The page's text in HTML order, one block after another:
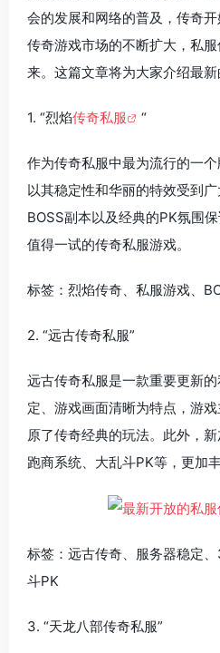
会的发展和网络的普及，传奇
传奇游戏市场的不断扩大，私
来。这篇文章将为大家介绍最新
1. “烈焰传奇私服 “
作为传奇私服中最为流行的一
以其稳定性和华丽的特效受到
BOSS副本以及经典的PK氛围
值得一试的传奇私服游戏。
标签：烈焰传奇、私服游戏、
2. “远古传奇私服”
远古传奇私服是一款重要更新
定、游戏画面清晰为特点，游
原了传奇经典的玩法。此外，
跑商系统、大乱斗PK等，更加
标签：远古传奇、服务器稳定
斗PK
3. “天龙八部传奇私服”